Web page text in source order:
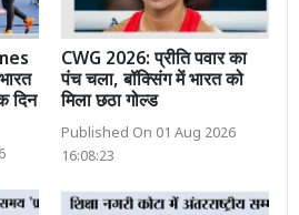
दिन
CWG 2026: प्रीति पवार का
पंच चला, बॉक्सिंग में भारत को
मिला छठा गोल्ड
Published On 01 Aug 2026
16:08:23